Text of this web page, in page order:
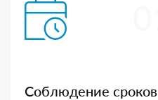
Соблюдение сроков